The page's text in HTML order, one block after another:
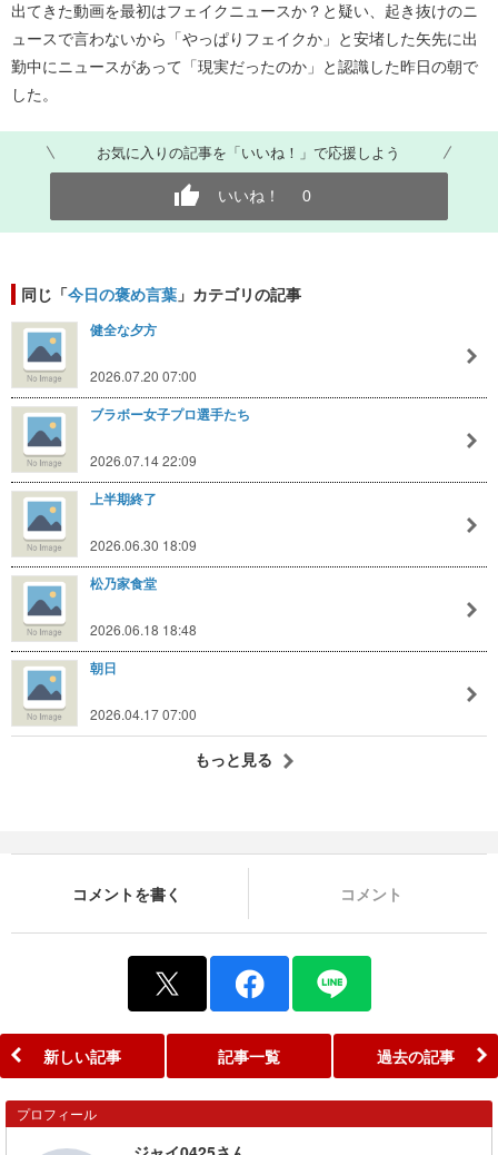
出てきた動画を最初はフェイクニュースか？と疑い、起き抜けのニ
ュースで言わないから「やっぱりフェイクか」と安堵した矢先に出
勤中にニュースがあって「現実だったのか」と認識した昨日の朝で
した。
お気に入りの記事を「いいね！」で応援しよう
いいね！ 0
同じ「今日の褒め言葉 」カテゴリの記事
健全な夕方
2026.07.20 07:00
ブラボー女子プロ選手たち
2026.07.14 22:09
上半期終了
2026.06.30 18:09
松乃家食堂
2026.06.18 18:48
朝日
2026.04.17 07:00
もっと見る
コメントを書く コメント
新しい記事 記事一覧 過去の記事
プロフィール